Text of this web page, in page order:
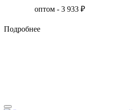
оптом - 3 933 ₽
Подробнее